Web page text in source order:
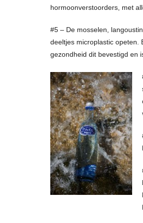
hormoonverstoorders, met
#5 – De mosselen,
deeltjes microplastic opeten.
gezondheid dit bevestigd en